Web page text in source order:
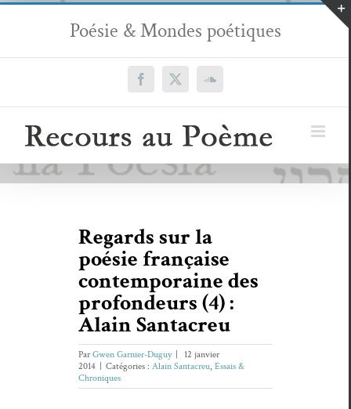
Passer
contenu
Poésie & Mondes poétiques
Facebook
X SoundCloud
Regards sur la
poésie française
contemporaine des
profondeurs (4) :
Alain Santacreu
ParGwen Garnier-Duguy
12 janvier
2014
Catégories : Alain Santacreu, Essais &
Chroniques